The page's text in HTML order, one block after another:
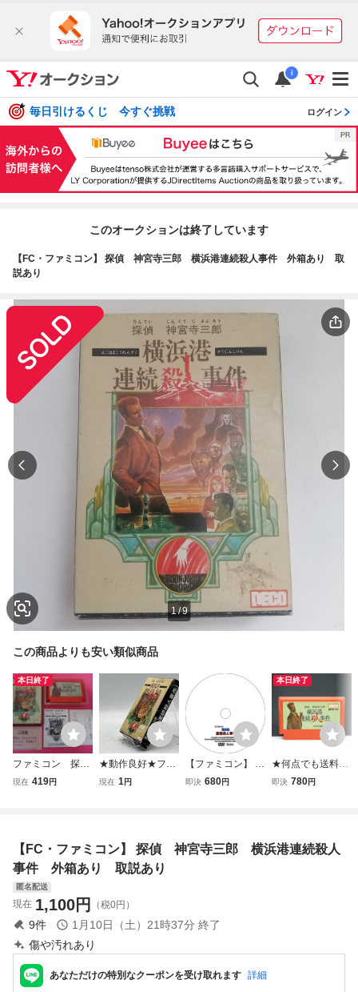
i
毎日引けるくじ 今すぐ挑戦 ログイン
このオークションは終了しています
【FC・ファミコン】 探偵 神宮寺三郎 横浜港連続殺人事件 外箱あり 取
説あり
1/9
この商品よりも安い類似商品
本日終了
ファミコン 探偵
神宮寺三郎 横浜港
現在 419円
★動作良好★ファ
ミコン ソフト 探
現在 1円
【ファミコン】 探
偵 神宮寺三郎 横
即決 680円
本日終了
★何点でも送料１
８５円★ 探偵 神
確認済み
即決 780円
【FC・ファミコン】 探偵 神宮寺三郎 横浜港連続殺人
事件 外箱あり 取説あり
匿名配送
現在 1,100円 （税0円）
9件 1月10日（土）21時37分 終了
傷や汚れあり
あなただけの特別なクーポンを受け取れます 詳細